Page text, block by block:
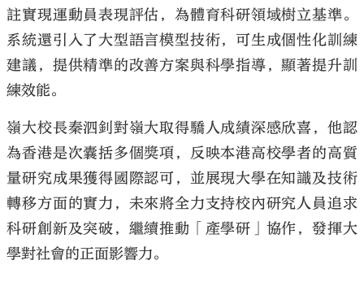
註實現運動員表現評估，為體育科研領域樹立基準。
系統還引入了大型語言模型技術，可生成個性化訓練
建議，提供精準的改善方案與科學指導，顯著提升訓
練效能。
嶺大校長秦泗釗對嶺大取得驕人成績深感欣喜，他認
為香港是次囊括多個獎項，反映本港高校學者的高質
量研究成果獲得國際認可，並展現大學在知識及技術
轉移方面的實力，未來將全力支持校內研究人員追求
科研創新及突破，繼續推動「產學研」協作，發揮大
學對社會的正面影響力。